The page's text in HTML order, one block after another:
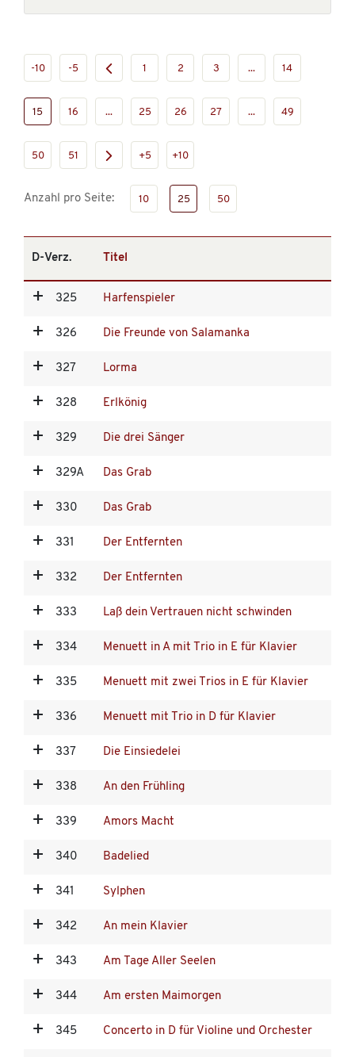
-10 -5 1 2 3 ... 14
15 16 ... 25 26 27 ... 49
50 51 +5 +10
Anzahl pro Seite: 10 25 50
D-Verz. Titel
325 Harfenspieler
326 Die Freunde von Salamanka
327 Lorma
328 Erlkönig
329 Die drei Sänger
329A Das Grab
330 Das Grab
331 Der Entfernten
332 Der Entfernten
333 Laß dein Vertrauen nicht schwinden
334 Menuett in A mit Trio in E für Klavier
335 Menuett mit zwei Trios in E für Klavier
336 Menuett mit Trio in D für Klavier
337 Die Einsiedelei
338 An den Frühling
339 Amors Macht
340 Badelied
341 Sylphen
342 An mein Klavier
343 Am Tage Aller Seelen
344 Am ersten Maimorgen
345 Concerto in D für Violine und Orchester